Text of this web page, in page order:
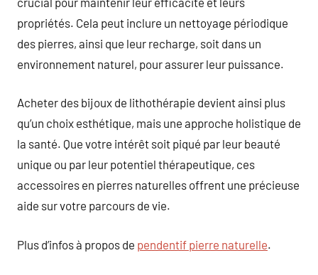
propriétés. Cela peut inclure un nettoyage périodique
des pierres, ainsi que leur recharge, soit dans un
environnement naturel, pour assurer leur puissance.
Acheter des bijoux de lithothérapie devient ainsi plus
qu’un choix esthétique, mais une approche holistique de
la santé. Que votre intérêt soit piqué par leur beauté
unique ou par leur potentiel thérapeutique, ces
accessoires en pierres naturelles offrent une précieuse
aide sur votre parcours de vie.
Plus d’infos à propos de pendentif pierre naturelle.